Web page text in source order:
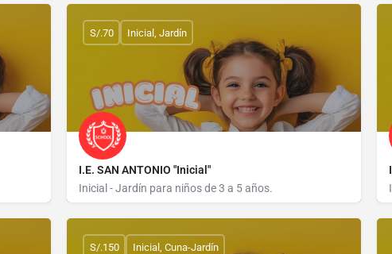
I.E. SAN ANTONIO "Inicial"
Inicial - Jardín para niños de 3 a 5 años.
S/.70 Inicial, Jardín
S/.150 Inicial, Cuna-Jardín